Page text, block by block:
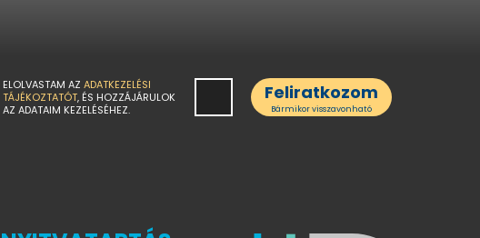
ELOLVASTAM AZ ADATKEZELÉSI
TÁJÉKOZTATÓT, ÉS HOZZÁJÁRULOK
AZ ADATAIM KEZELÉSÉHEZ.
Feliratkozom
Bármikor visszavonható